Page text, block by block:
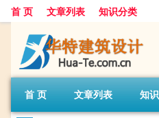
首 页 文章列表 知识分类
首 页 文章列表 知